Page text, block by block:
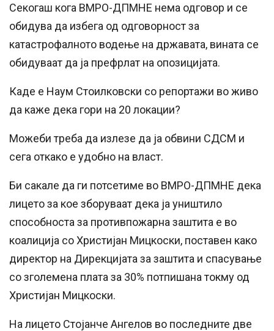
Секогаш кога ВМРО-ДПМНЕ нема одговор и се
обидува да избега од одговорност за
катастрофалното водење на државата, вината се
обидуваат да ја префрлат на опозицијата.
Каде е Наум Стоилковски со репортажи во живо
да каже дека гори на 20 локации?
Можеби треба да излезе да ја обвини СДСМ и
сега откако е удобно на власт.
Би сакале да ги потсетиме во ВМРО-ДПМНЕ дека
лицето за кое зборуваат дека ја уништило
способноста за противпожарна заштита е во
коалиција со Христијан Мицкоски, поставен како
директор на Дирекцијата за заштита и спасување
со зголемена плата за 30% потпишана токму од
Христијан Мицкоски.
На лицето Стојанче Ангелов во последните две